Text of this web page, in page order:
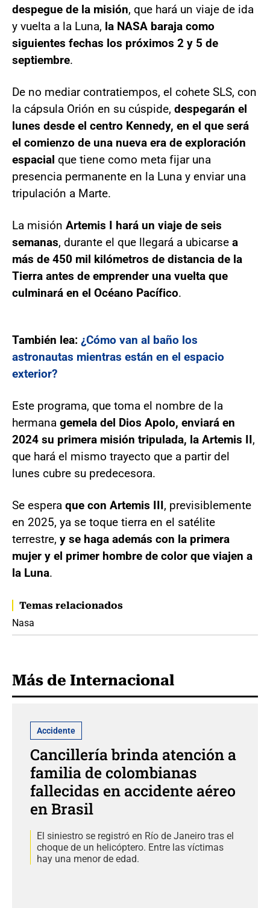
despegue de la misión, que hará un viaje de ida
y vuelta a la Luna, la NASA baraja como
siguientes fechas los próximos 2 y 5 de
septiembre.
De no mediar contratiempos, el cohete SLS, con
la cápsula Orión en su cúspide, despegarán el
lunes desde el centro Kennedy, en el que será
el comienzo de una nueva era de exploración
espacial que tiene como meta fijar una
presencia permanente en la Luna y enviar una
tripulación a Marte.
La misión Artemis I hará un viaje de seis
semanas, durante el que llegará a ubicarse a
más de 450 mil kilómetros de distancia de la
Tierra antes de emprender una vuelta que
culminará en el Océano Pacífico.
También lea: ¿Cómo van al baño los
astronautas mientras están en el espacio
exterior?
Este programa, que toma el nombre de la
hermana gemela del Dios Apolo, enviará en
2024 su primera misión tripulada, la Artemis II,
que hará el mismo trayecto que a partir del
lunes cubre su predecesora.
Se espera que con Artemis III, previsiblemente
en 2025, ya se toque tierra en el satélite
terrestre, y se haga además con la primera
mujer y el primer hombre de color que viajen a
la Luna.
Temas relacionados
Nasa
Más de Internacional
Accidente
Cancillería brinda atención a
familia de colombianas
fallecidas en accidente aéreo
en Brasil
El siniestro se registró en Río de Janeiro tras el
choque de un helicóptero. Entre las víctimas
hay una menor de edad.